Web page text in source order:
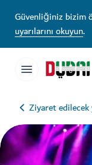
Güvenliğiniz bizim
uyarılarını okuyun.
Ziyaret